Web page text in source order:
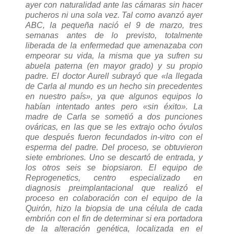
ayer con naturalidad ante las cámaras sin hacer
pucheros ni una sola vez. Tal como avanzó ayer
ABC, la pequeña nació el 9 de marzo, tres
semanas antes de lo previsto, totalmente
liberada de la enfermedad que amenazaba con
empeorar su vida, la misma que ya sufren su
abuela paterna (en mayor grado) y su propio
padre. El doctor Aurell subrayó que «la llegada
de Carla al mundo es un hecho sin precedentes
en nuestro país», ya que algunos equipos lo
habían intentado antes pero «sin éxito». La
madre de Carla se sometió a dos punciones
ováricas, en las que se les extrajo ocho óvulos
que después fueron fecundados in-vitro con el
esperma del padre. Del proceso, se obtuvieron
siete embriones. Uno se descartó de entrada, y
los otros seis se biopsiaron. El equipo de
Reprogenetics, centro especializado en
diagnosis preimplantacional que realizó el
proceso en colaboración con el equipo de la
Quirón, hizo la biopsia de una célula de cada
embrión con el fin de determinar si era portadora
de la alteración genética, localizada en el